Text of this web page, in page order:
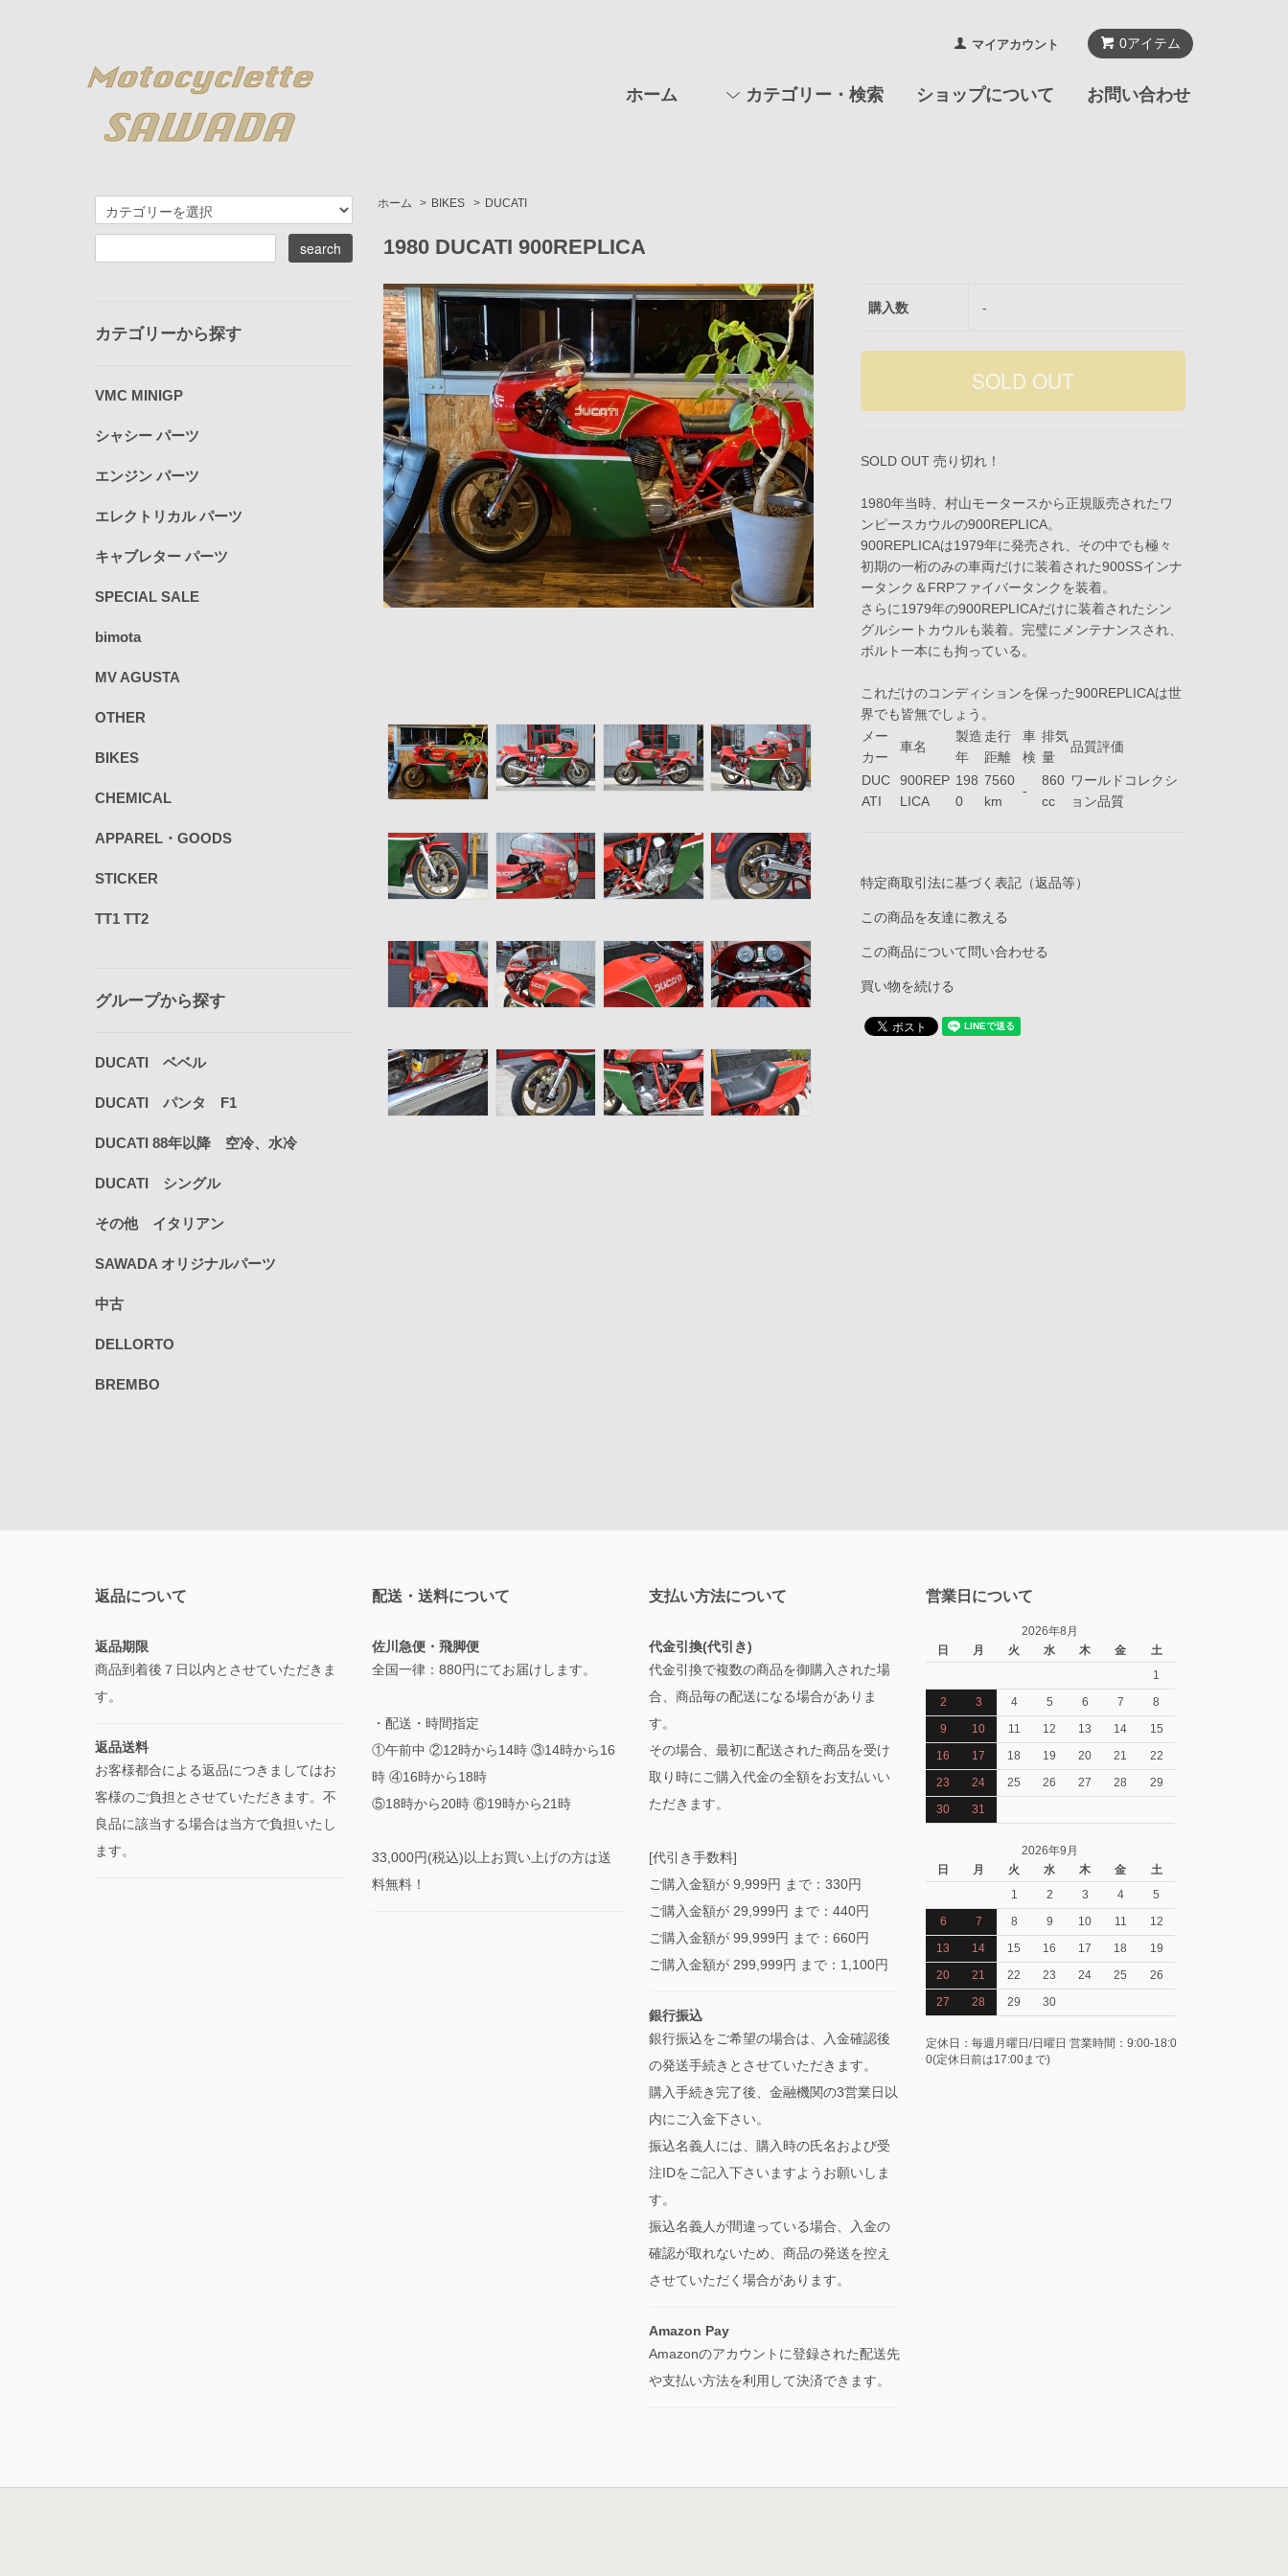
0アイテム
マイアカウント
ホーム カテゴリー・検索 ショップについて お問い合わせ
ホーム > BIKES > DUCATI
1980 DUCATI 900REPLICA
購入数 -
SOLD OUT 売り切れ！
1980年当時、村山モータースから正規販売されたワ
ンピースカウルの900REPLICA。
900REPLICAは1979年に発売され、その中でも極々
初期の一桁のみの車両だけに装着された900SSインナ
ータンク＆FRPファイバータンクを装着。
さらに1979年の900REPLICAだけに装着されたシン
グルシートカウルも装着。完璧にメンテナンスされ、
ボルト一本にも拘っている。
これだけのコンディションを保った900REPLICAは世
界でも皆無でしょう。
メー
カー
車名
製造
年
走行
距離
車
検
排気
量
品質評価
DUC
ATI
900REP
LICA
198
0
7560
km
-
860
cc
ワールドコレクシ
ョン品質
特定商取引法に基づく表記（返品等）
この商品を友達に教える
この商品について問い合わせる
買い物を続ける
カテゴリーから探す
VMC MINIGP
シャシー パーツ
エンジン パーツ
エレクトリカル パーツ
キャブレター パーツ
SPECIAL SALE
bimota
MV AGUSTA
OTHER
BIKES
CHEMICAL
APPAREL・GOODS
STICKER
TT1 TT2
グループから探す
DUCATI ベベル
DUCATI パンタ F1
DUCATI 88年以降 空冷、水冷
DUCATI シングル
その他 イタリアン
SAWADA オリジナルパーツ
中古
DELLORTO
BREMBO
返品について
返品期限
商品到着後７日以内とさせていただきま
す。
返品送料
お客様都合による返品につきましてはお
客様のご負担とさせていただきます。不
良品に該当する場合は当方で負担いたし
ます。
配送・送料について
佐川急便・飛脚便
全国一律：880円にてお届けします。
・配送・時間指定
①午前中 ②12時から14時 ③14時から16
時 ④16時から18時
⑤18時から20時 ⑥19時から21時
33,000円(税込)以上お買い上げの方は送
料無料！
支払い方法について
代金引換(代引き)
代金引換で複数の商品を御購入された場
合、商品毎の配送になる場合がありま
す。
その場合、最初に配送された商品を受け
取り時にご購入代金の全額をお支払いい
ただきます。
[代引き手数料]
ご購入金額が 9,999円 まで：330円
ご購入金額が 29,999円 まで：440円
ご購入金額が 99,999円 まで：660円
ご購入金額が 299,999円 まで：1,100円
銀行振込
銀行振込をご希望の場合は、入金確認後
の発送手続きとさせていただきます。
購入手続き完了後、金融機関の3営業日以
内にご入金下さい。
振込名義人には、購入時の氏名および受
注IDをご記入下さいますようお願いしま
す。
振込名義人が間違っている場合、入金の
確認が取れないため、商品の発送を控え
させていただく場合があります。
Amazon Pay
Amazonのアカウントに登録された配送先
や支払い方法を利用して決済できます。
営業日について
2026年8月
日
月 火 水 木 金
土
1
2
3 4 5 6 7
8
9
10 11 12 13 14
15
16
17 18 19 20 21
22
23
24 25 26 27 28
29
30
31
2026年9月
日
月 火 水 木 金
土
1
2 3 4
5
6
7 8 9 10 11
12
13
14 15 16 17 18
19
20
21 22 23 24 25
26
27
28 29 30
定休日：毎週月曜日/日曜日 営業時間：9:00-18:0
0(定休日前は17:00まで)